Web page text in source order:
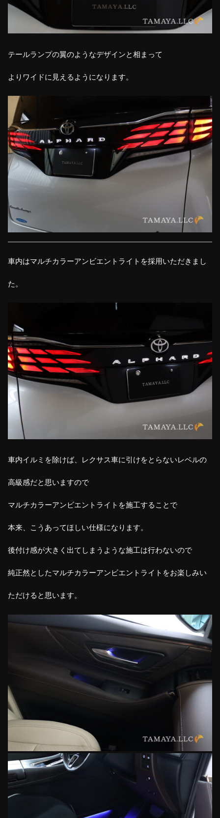
テールランプの翼のようなデザインと相まって
よりワイドに見えるようになります。
車内はマルチカラーアンビエントライトを採用いただきまし
た。
車内イルミを除けば、レクサス車に引けをとらないレベルの
高級感だと思いますので
マルチカラーアンビエントライトを施工することで
本来、こうあってほしい仕様になります。
後付け感が大きく出てしまうような施工は行わないので
純正然としたマルチカラーアンビエントライトをお楽しみい
ただけると思います。